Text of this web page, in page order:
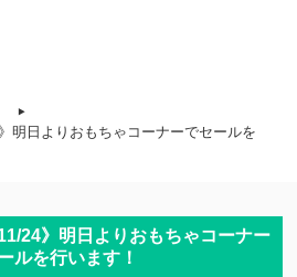
明日よりおもちゃコーナーでセールを
24》明日よりおもちゃコーナー
ルを行います！